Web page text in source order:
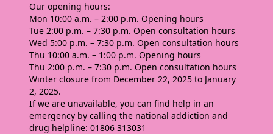
Our opening hours:
Mon 10:00 a.m. – 2:00 p.m. Opening hours
Tue 2:00 p.m. – 7:30 p.m. Open consultation hours
Wed 5:00 p.m. – 7:30 p.m. Open consultation hours
Thu 10:00 a.m. – 1:00 p.m. Opening hours
Thu 2:00 p.m. – 7:30 p.m. Open consultation hours
Winter closure from December 22, 2025 to January
2, 2025.
If we are unavailable, you can find help in an
emergency by calling the national addiction and
drug helpline: 01806 313031